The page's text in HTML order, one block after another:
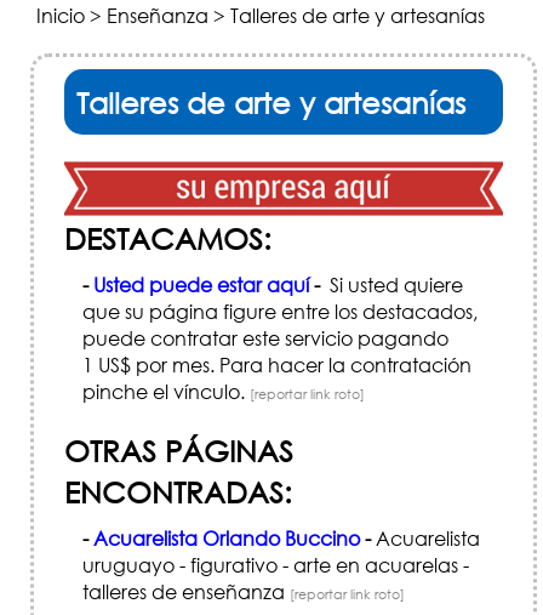
Inicio> Enseñanza > Talleres de arte y artesanías
Talleres de arte y artesanías
DESTACAMOS:
- Usted puede estar aquí-Si usted quiere
que su página figure entre los destacados,
puede contratar este servicio pagando
1 US$ por mes. Para hacer la contratación
pinche el vínculo. [reportar link roto]
OTRAS PÁGINAS
ENCONTRADAS:
-Acuarelista Orlando Buccino-Acuarelista
uruguayo - figurativo - arte en acuarelas -
talleres de enseñanza [reportar link roto]